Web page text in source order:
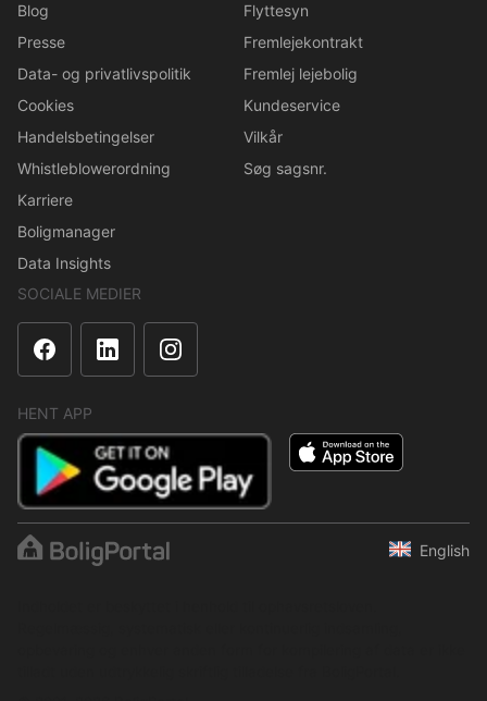
Blog
Presse
Data- og privatlivspolitik
Cookies
Handelsbetingelser
Whistleblowerordning
Karriere
Boligmanager
Data Insights
Flyttesyn
Fremlejekontrakt
Fremlej lejebolig
Kundeservice
Vilkår
Søg sagsnr.
SOCIALE MEDIER
HENT APP
English